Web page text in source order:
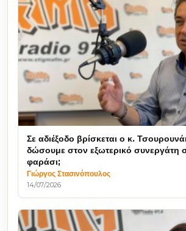
Σε αδιέξοδο βρίσκεται ο κ.
δώσουμε στον εξωτερικό συνεργάτη
φαράσι;
Γιώργος Στασινόπουλος
14/07/2026